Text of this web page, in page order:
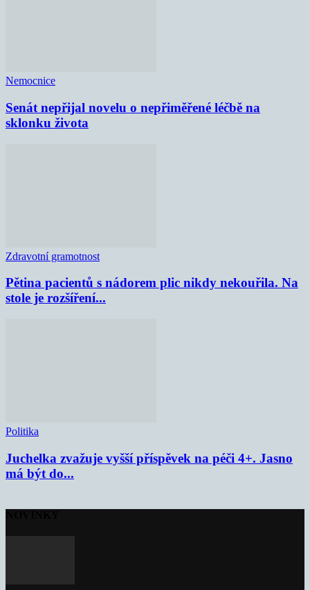
Nemocnice
Senát nepřijal novelu o nepřiměřené léčbě na
sklonku života
Zdravotní gramotnost
Pětina pacientů s nádorem plic nikdy nekouřila. Na
stole je rozšíření...
Politika
Juchelka zvažuje vyšší příspěvek na péči 4+. Jasno
má být do...